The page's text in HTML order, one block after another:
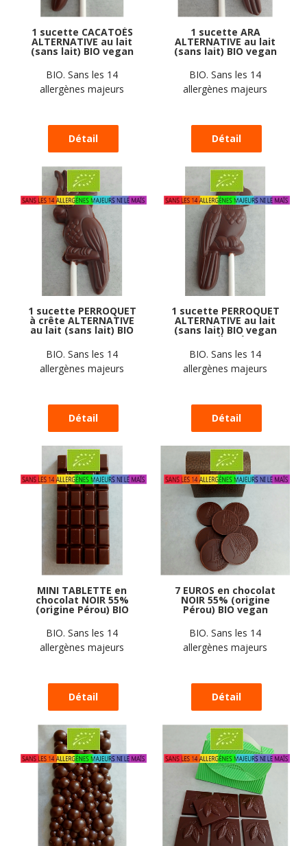
1 sucette CACATOÈS
ALTERNATIVE au lait
(sans lait) BIO vegan
sans allergènes
Exquidia : 17
grammes
BIO. Sans les 14
allergènes majeurs
1 sucette ARA
ALTERNATIVE au lait
(sans lait) BIO vegan
sans allergènes
Exquidia : 17
grammes
BIO. Sans les 14
allergènes majeurs
1 sucette PERROQUET
à crête ALTERNATIVE
au lait (sans lait) BIO
allergènes Exquidia :
17 grammes
BIO. Sans les 14
allergènes majeurs
1 sucette PERROQUET
ALTERNATIVE au lait
(sans lait) BIO vegan
sans allergènes
Exquidia : 17
grammes
BIO. Sans les 14
allergènes majeurs
MINI TABLETTE en
chocolat NOIR 55%
(origine Pérou) BIO
vegan sans
allergènes Allergoora
: 34 grammes
BIO. Sans les 14
allergènes majeurs
7 EUROS en chocolat
NOIR 55% (origine
Pérou) BIO vegan
sans allergènes
Allergoora : 35
grammes
BIO. Sans les 14
allergènes majeurs